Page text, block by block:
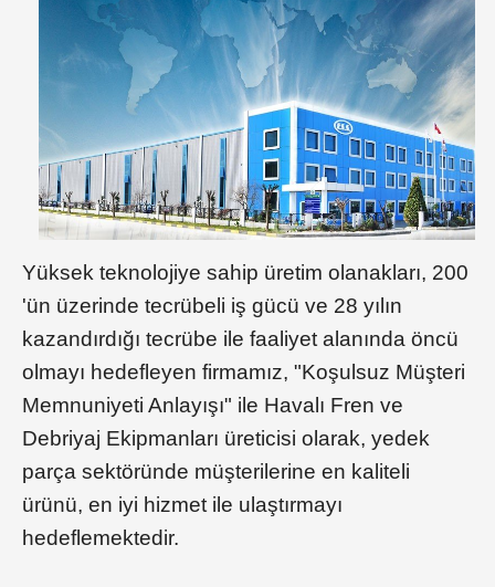
Yüksek teknolojiye sahip üretim olanakları, 200
'ün üzerinde tecrübeli iş gücü ve 28 yılın
kazandırdığı tecrübe ile faaliyet alanında öncü
olmayı hedefleyen firmamız, "Koşulsuz Müşteri
Memnuniyeti Anlayışı" ile Havalı Fren ve
Debriyaj Ekipmanları üreticisi olarak, yedek
parça sektöründe müşterilerine en kaliteli
ürünü, en iyi hizmet ile ulaştırmayı
hedeflemektedir.